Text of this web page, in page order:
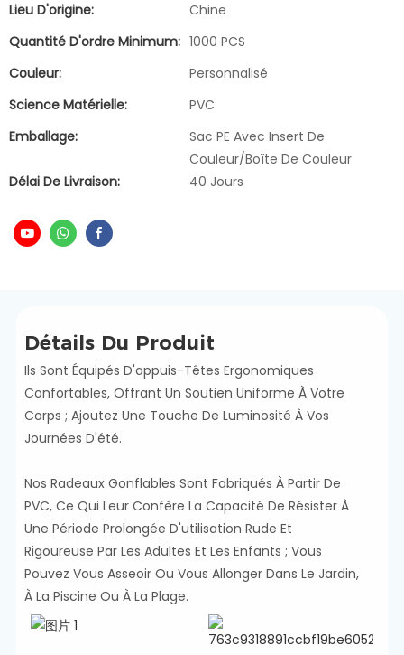
Lieu D'origine:
Chine
Quantité D'ordre Minimum: 1000 PCS
Couleur:
Personnalisé
Science Matérielle:
PVC
Emballage:
Sac PE Avec Insert De
Couleur/boîte De Couleur
Délai De Livraison:
40 Jours
Détails Du Produit
Ils Sont Équipés D'appuis-Têtes Ergonomiques
Confortables, Offrant Un Soutien Uniforme À Votre
Corps ; Ajoutez Une Touche De Luminosité À Vos
Journées D'été.
Nos Radeaux Gonflables Sont Fabriqués À Partir De
PVC, Ce Qui Leur Confère La Capacité De Résister À
Une Période Prolongée D'utilisation Rude Et
Rigoureuse Par Les Adultes Et Les Enfants ; Vous
Pouvez Vous Asseoir Ou Vous Allonger Dans Le Jardin,
À La Piscine Ou À La Plage.